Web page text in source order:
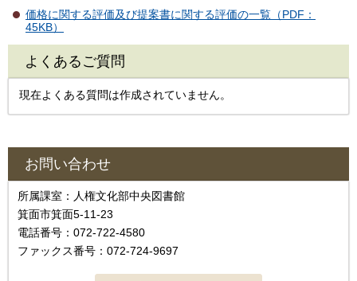
価格に関する評価及び提案書に関する評価の一覧（PDF：
45KB）
よくあるご質問
現在よくある質問は作成されていません。
お問い合わせ
所属課室：人権文化部中央図書館
箕面市箕面5-11-23
電話番号：072-722-4580
ファックス番号：072-724-9697